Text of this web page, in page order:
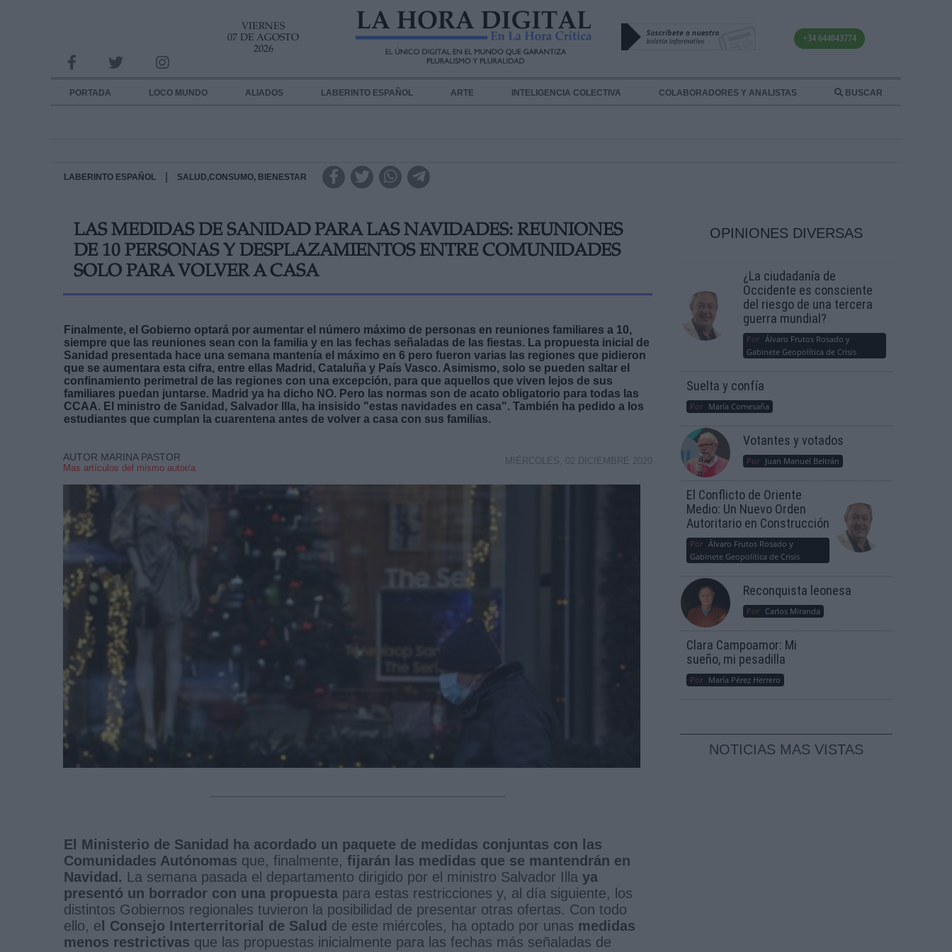
VIERNES
07 DE AGOSTO
2026
+34 644043774
PORTADA LOCO MUNDO ALIADOS LABERINTO ESPAÑOL ARTE INTELIGENCIA COLECTIVA COLABORADORES Y ANALISTAS BUSCAR
LABERINTO ESPAÑOL SALUD,CONSUMO, BIENESTAR
LAS MEDIDAS DE SANIDAD PARA LAS NAVIDADES: REUNIONES
DE 10 PERSONAS Y DESPLAZAMIENTOS ENTRE COMUNIDADES
SOLO PARA VOLVER A CASA
Finalmente, el Gobierno optará por aumentar el número máximo de personas en reuniones familiares a 10,
siempre que las reuniones sean con la familia y en las fechas señaladas de las fiestas. La propuesta inicial de
Sanidad presentada hace una semana mantenía el máximo en 6 pero fueron varias las regiones que pidieron
que se aumentara esta cifra, entre ellas Madrid, Cataluña y País Vasco. Asimismo, solo se pueden saltar el
confinamiento perimetral de las regiones con una excepción, para que aquellos que viven lejos de sus
familiares puedan juntarse. Madrid ya ha dicho NO. Pero las normas son de acato obligatorio para todas las
CCAA. El ministro de Sanidad, Salvador Illa, ha insisido "estas navidades en casa". También ha pedido a los
estudiantes que cumplan la cuarentena antes de volver a casa con sus familias.
AUTOR MARINA PASTOR
Mas artículos del mismo autor/a
MIÉRCOLES, 02 DICIEMBRE 2020
El Ministerio de Sanidad ha acordado un paquete de medidas conjuntas con las
Comunidades Autónomas que, finalmente, fijarán las medidas que se mantendrán en
Navidad. La semana pasada el departamento dirigido por el ministro Salvador Illa ya
presentó un borrador con una propuesta para estas restricciones y, al día siguiente, los
distintos Gobiernos regionales tuvieron la posibilidad de presentar otras ofertas. Con todo
ello, el Consejo Interterritorial de Salud de este miércoles, ha optado por unas medidas
menos restrictivas que las propuestas inicialmente para las fechas más señaladas de
OPINIONES DIVERSAS
¿La ciudadanía de
Occidente es consciente
del riesgo de una tercera
guerra mundial?
Por Álvaro Frutos Rosado y
Gabinete Geopolítica de Crisis
Suelta y confía
Por María Comesaña
Votantes y votados
Por Juan Manuel Beltrán
El Conflicto de Oriente
Medio: Un Nuevo Orden
Autoritario en Construcción
Por Álvaro Frutos Rosado y
Gabinete Geopolítica de Crisis
Reconquista leonesa
Por Carlos Miranda
Clara Campoamor: Mi
sueño, mi pesadilla
Por María Pérez Herrero
NOTICIAS MAS VISTAS
INFORMACION SOBRE LA PROTECCIÓN DE TUS DATOS
Responsable:
Destinatarios:
link
Información adicional
link